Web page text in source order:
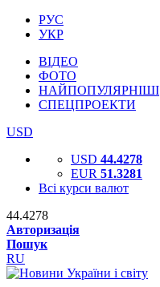
РУС
УКР
ВІДЕО
ФОТО
НАЙПОПУЛЯРНІШІ
СПЕЦПРОЕКТИ
USD
USD 44.4278
EUR 51.3281
Всі курси валют
44.4278
Авторизація
Пошук
RU